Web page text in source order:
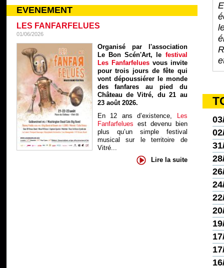
EVENEMENT
LES FANFARFELUES
01/06/2026
Organisé par l'association
Le Bon Scén'Art, le festival
Les Fanfarfelues vous invite
pour trois jours de fête qui
vont dépoussiérer le monde
des fanfares au pied du
Château de Vitré, du 21 au
23 août 2026.
En 12 ans d’existence, Les
Fanfarfelues est devenu bien
plus qu’un simple festival
musical sur le territoire de
Vitré...
Lire la suite